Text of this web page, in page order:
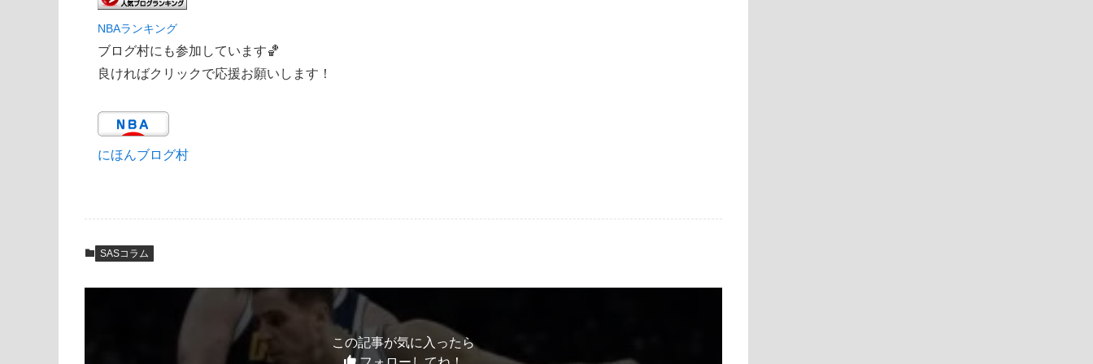
NBAランキング
ブログ村にも参加しています🏀
良ければクリックで応援お願いします！
にほんブログ村
SASコラム
この記事が気に入ったら